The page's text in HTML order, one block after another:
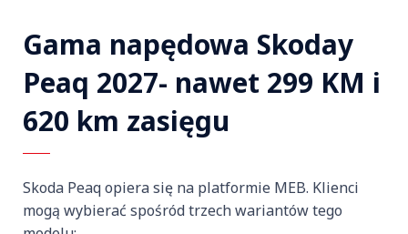
Gama napędowa Skoday
Peaq 2027- nawet 299 KM i
620 km zasięgu
Skoda Peaq opiera się na platformie MEB. Klienci
mogą wybierać spośród trzech wariantów tego